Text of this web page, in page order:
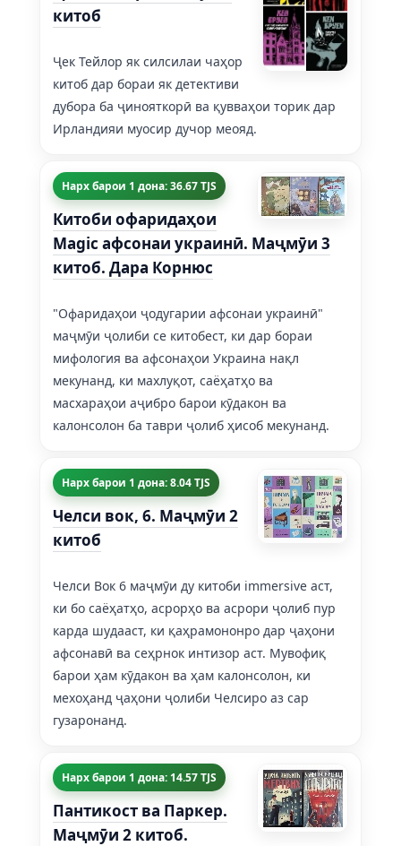
китоб
Ҷек Тейлор як силсилаи чаҳор
китоб дар бораи як детективи
дубора ба ҷинояткорӣ ва қувваҳои торик дар
Ирландияи муосир дучор меояд.
Нарх барои 1 дона: 36.67 TJS
Китоби офаридаҳои
Magic афсонаи украинӣ. Маҷмӯи 3
китоб. Дара Корнюс
"Офаридаҳои ҷодугарии афсонаи украинӣ"
маҷмӯи ҷолиби се китобест, ки дар бораи
мифология ва афсонаҳои Украина нақл
мекунанд, ки махлуқот, саёҳатҳо ва
масхараҳои аҷибро барои кӯдакон ва
калонсолон ба таври ҷолиб ҳисоб мекунанд.
Нарх барои 1 дона: 8.04 TJS
Челси вок, 6. Маҷмӯи 2
китоб
Челси Вок 6 маҷмӯи ду китоби immersive аст,
ки бо саёҳатҳо, асрорҳо ва асрори ҷолиб пур
карда шудааст, ки қаҳрамононро дар ҷаҳони
афсонавӣ ва сеҳрнок интизор аст. Мувофиқ
барои ҳам кӯдакон ва ҳам калонсолон, ки
мехоҳанд ҷаҳони ҷолиби Челсиро аз сар
гузаронанд.
Нарх барои 1 дона: 14.57 TJS
Пантикост ва Паркер.
Маҷмӯи 2 китоб.